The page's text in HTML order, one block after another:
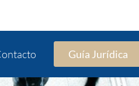
Guía Jurídica